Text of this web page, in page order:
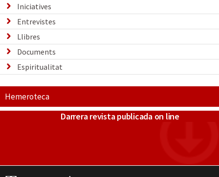
Iniciatives
Entrevistes
Llibres
Documents
Espiritualitat
Hemeroteca
Darrera revista publicada on line